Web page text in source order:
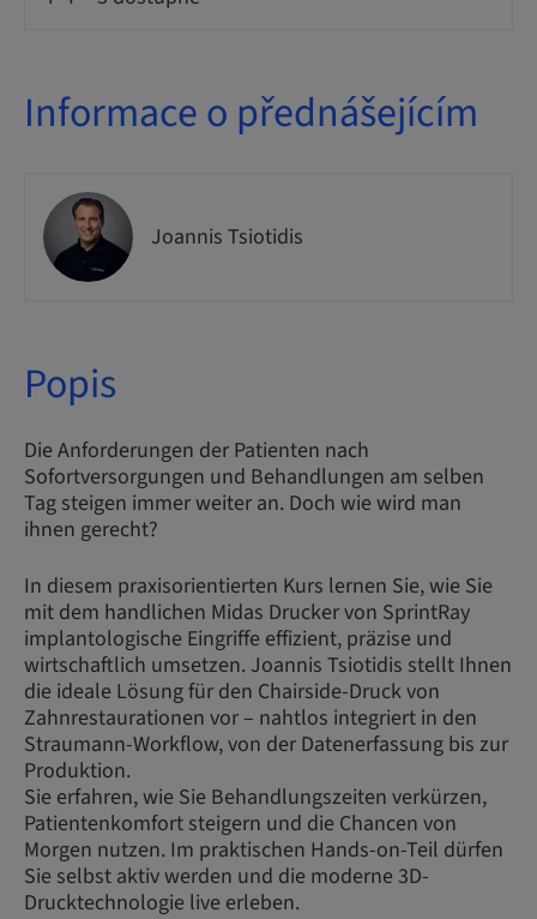
Informace o přednášejícím
Joannis Tsiotidis
Popis
Die Anforderungen der Patienten nach
Sofortversorgungen und Behandlungen am selben
Tag steigen immer weiter an. Doch wie wird man
ihnen gerecht?
In diesem praxisorientierten Kurs lernen Sie, wie Sie
mit dem handlichen Midas Drucker von SprintRay
implantologische Eingriffe effizient, präzise und
wirtschaftlich umsetzen. Joannis Tsiotidis stellt Ihnen
die ideale Lösung für den Chairside-Druck von
Zahnrestaurationen vor – nahtlos integriert in den
Straumann-Workflow, von der Datenerfassung bis zur
Produktion.
Sie erfahren, wie Sie Behandlungszeiten verkürzen,
Patientenkomfort steigern und die Chancen von
Morgen nutzen. Im praktischen Hands-on-Teil dürfen
Sie selbst aktiv werden und die moderne 3D-
Drucktechnologie live erleben.